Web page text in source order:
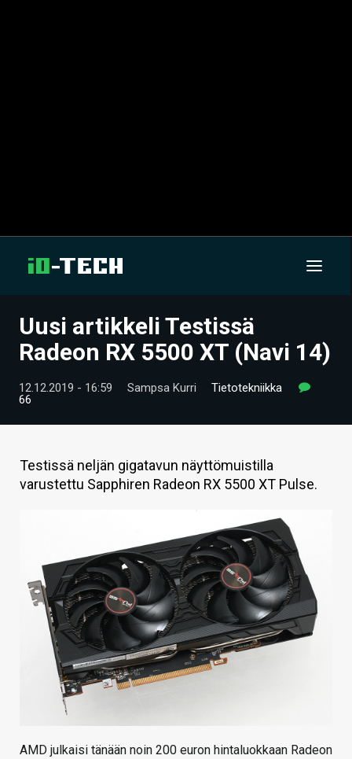
UUTISET
VIDEOT
TIETOA
VAIHDA TEEMA
HAKU
Uusi artikkeli Testissä
Radeon RX 5500 XT (Navi 14)
12.12.2019 - 16:59 Sampsa Kurri
Tietotekniikka
66
Testissä neljän gigatavun näyttömuistilla
varustettu Sapphiren Radeon RX 5500 XT Pulse.
AMD julkaisi tänään noin 200 euron hintaluokkaan Radeon